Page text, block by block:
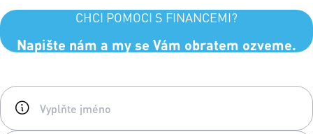
CHCI POMOCI S FINANCEMI?
Napište nám a my se Vám obratem ozveme.